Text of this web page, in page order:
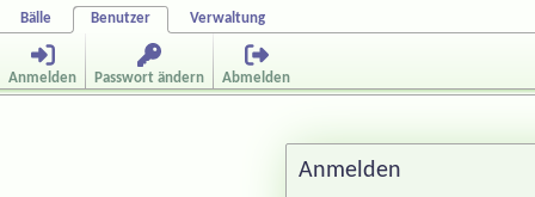
Bälle Benutzer Verwaltung
Anmelden Passwort ändern Abmelden
Anmelden